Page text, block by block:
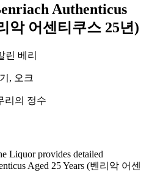
Authenticus
악 어센티쿠스 25년)
린 베리
, 오크
리의 정수
Liquor provides detailed
Aged 25 Years (벤리악 어센